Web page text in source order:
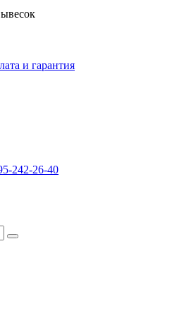
и гарантия
242-26-40